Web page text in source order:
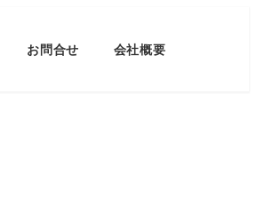
お問合せ 会社概要